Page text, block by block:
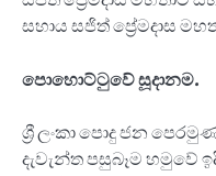
සහාය සජිත් ප්‍රේමදාස
පොහොට්ටුවේ සූදානම.
ශ්‍රී ලංකා පොදු ජන
දැවැන්ත පසුබෑම හමුවේ